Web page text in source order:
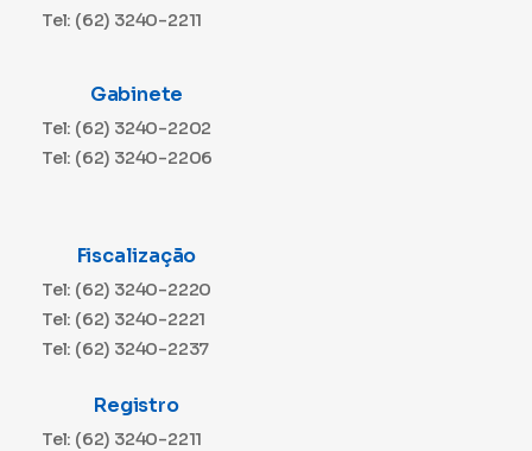
Tel: (62) 3240-2211
Gabinete
Tel: (62) 3240-2202
Tel: (62) 3240-2206
Fiscalização
Tel: (62) 3240-2220
Tel: (62) 3240-2221
Tel: (62) 3240-2237
Registro
Tel: (62) 3240-2211